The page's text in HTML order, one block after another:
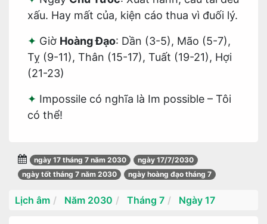
xấu. Hay mất của, kiện cáo thua vì đuối lý.
Giờ Hoàng Đạo: Dần (3-5), Mão (5-7),
Tỵ (9-11), Thân (15-17), Tuất (19-21), Hợi
(21-23)
Impossile có nghĩa là Im possible – Tôi
có thể!
ngày 17 tháng 7 năm 2030
ngày 17/7/2030
ngày tốt tháng 7 năm 2030
ngày hoàng đạo tháng 7
Lịch âm Năm 2030 Tháng 7 Ngày 17